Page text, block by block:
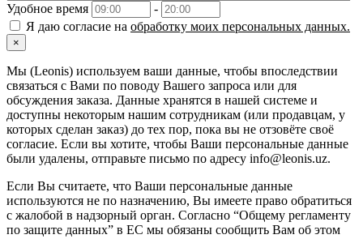
Удобное время
-
Я даю согласие на обработку моих персональных данных.
×
Мы (Leonis) используем ваши данные, чтобы впоследствии
связаться с Вами по поводу Вашего запроса или для
обсуждения заказа. Данные хранятся в нашей системе и
доступны некоторым нашим сотрудникам (или продавцам, у
которых сделан заказ) до тех пор, пока вы не отзовёте своё
согласие. Если вы хотите, чтобы Ваши персональные данные
были удалены, отправьте письмо по адресу info@leonis.uz.
Если Вы считаете, что Ваши персональные данные
используются не по назначению, Вы имеете право обратиться
с жалобой в надзорный орган. Согласно “Общему регламенту
по защите данных” в ЕС мы обязаны сообщить Вам об этом